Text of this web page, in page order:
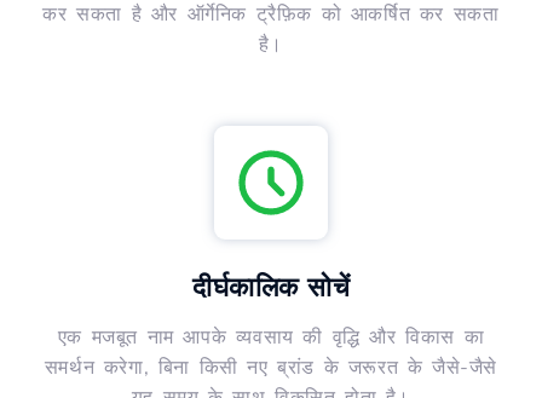
कर सकता है और ऑर्गेनिक ट्रैफ़िक को आकर्षित कर सकता
है।
दीर्घकालिक सोचें
एक मजबूत नाम आपके व्यवसाय की वृद्धि और विकास का
समर्थन करेगा, बिना किसी नए ब्रांड के जरूरत के जैसे-जैसे